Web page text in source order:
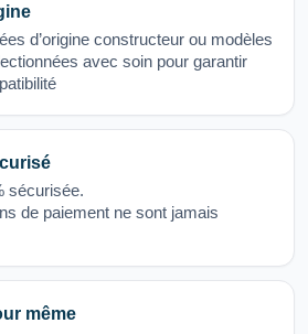
d’origine constructeur ou modèles
avec soin pour garantir
sécurisée.
de paiement ne sont jamais
même